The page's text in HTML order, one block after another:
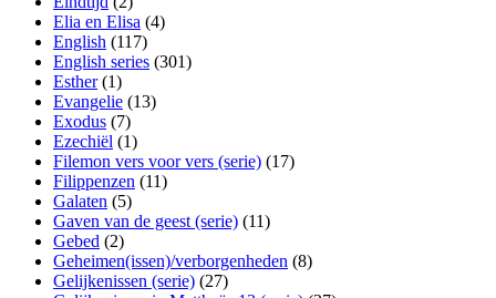
Elia en Elisa (4)
English (117)
English series (301)
Esther(1)
Evangelie (13)
Exodus (7)
Ezechiël (1)
Filemon vers voor vers (serie) (17)
Filippenzen (11)
Galaten (5)
Gaven van de geest (serie) (11)
Gebed (2)
Geheimen(issen)/verborgenheden (8)
Gelijkenissen (serie) (27)